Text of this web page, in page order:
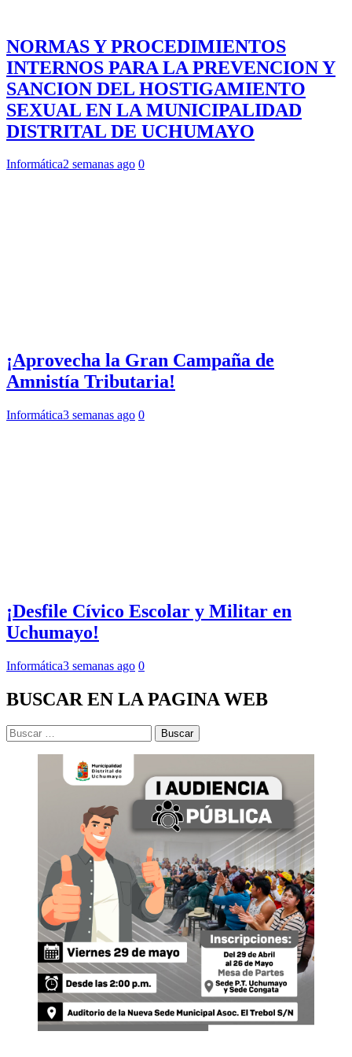
NORMAS Y PROCEDIMIENTOS
INTERNOS PARA LA PREVENCION Y
SANCION DEL HOSTIGAMIENTO
SEXUAL EN LA MUNICIPALIDAD
DISTRITAL DE UCHUMAYO
Informática2 semanas ago 0
¡Aprovecha la Gran Campaña de
Amnistía Tributaria!
Informática3 semanas ago 0
¡Desfile Cívico Escolar y Militar en
Uchumayo!
Informática3 semanas ago 0
BUSCAR EN LA PAGINA WEB
Buscar: